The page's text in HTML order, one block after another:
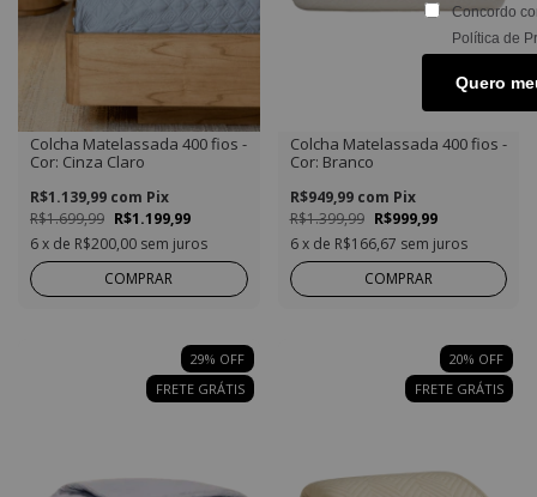
Colcha Matelassada 400 fios -
Cor: Cinza Claro
R$1.699,99 R$1.199,99
R$1.139,99 com Pix
6x de R$200,00 sem juros
COMPRAR
Colcha Matelassada 400 fios -
Cor: Branco
R$1.399,99 R$999,99
R$949,99 com Pix
6 x de R$166,67 sem juros
COMPRAR
29% OFF
FRETE GRÁTIS
20% OFF
FRETE GRÁTIS
Concordo
Política de
Quero